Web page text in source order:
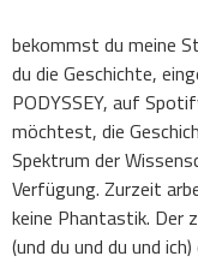
bekommst du meine
du die Geschichte,
PODYSSEY, auf
möchtest, die
Spektrum der
Verfügung. Zurzeit
keine Phantastik. Der
(und du und du und